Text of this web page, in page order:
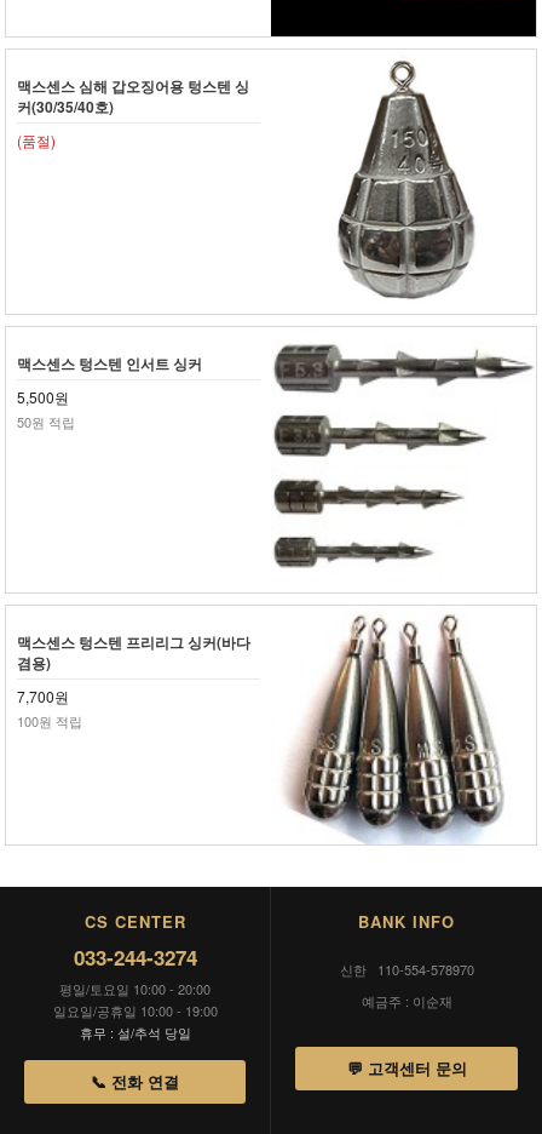
맥스센스 심해 갑오징어용 텅스텐 싱
커(30/35/40호)
(품절)
맥스센스 텅스텐 인서트 싱커
5,500원
50원 적립
맥스센스 텅스텐 프리리그 싱커(바다
겸용)
7,700원
100원 적립
CS CENTER
033-244-3274
평일/토요일 10:00 - 20:00
일요일/공휴일 10:00 - 19:00
휴무 : 설/추석 당일
📞 전화 연결
BANK INFO
신한 110-554-578970
예금주 : 이순재
💬 고객센터 문의